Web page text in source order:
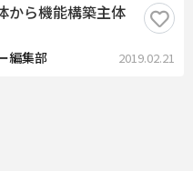
から機能構築主体
編集部 2019.02.21